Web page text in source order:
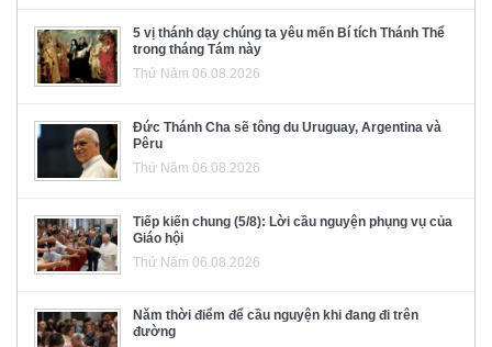
5 vị thánh dạy chúng ta yêu mến Bí tích Thánh Thể
trong tháng Tám này
Thứ Năm 06.08.2026
Đức Thánh Cha sẽ tông du Uruguay, Argentina và
Pêru
Thứ Năm 06.08.2026
Tiếp kiến chung (5/8): Lời cầu nguyện phụng vụ của
Giáo hội
Thứ Năm 06.08.2026
Năm thời điểm để cầu nguyện khi đang đi trên
đường